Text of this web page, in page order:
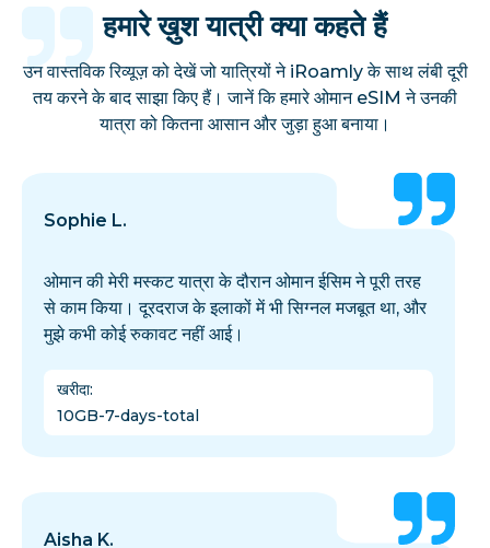
हमारे ख़ुश यात्री क्या कहते हैं
उन वास्तविक रिव्यूज़ को देखें जो यात्रियों ने iRoamly के साथ लंबी दूरी
तय करने के बाद साझा किए हैं। जानें कि हमारे ओमान eSIM ने उनकी
यात्रा को कितना आसान और जुड़ा हुआ बनाया।
Sophie L.
ओमान की मेरी मस्कट यात्रा के दौरान ओमान ईसिम ने पूरी तरह
से काम किया। दूरदराज के इलाकों में भी सिग्नल मजबूत था, और
मुझे कभी कोई रुकावट नहीं आई।
खरीदा:
10GB-7-days-total
Aisha K.